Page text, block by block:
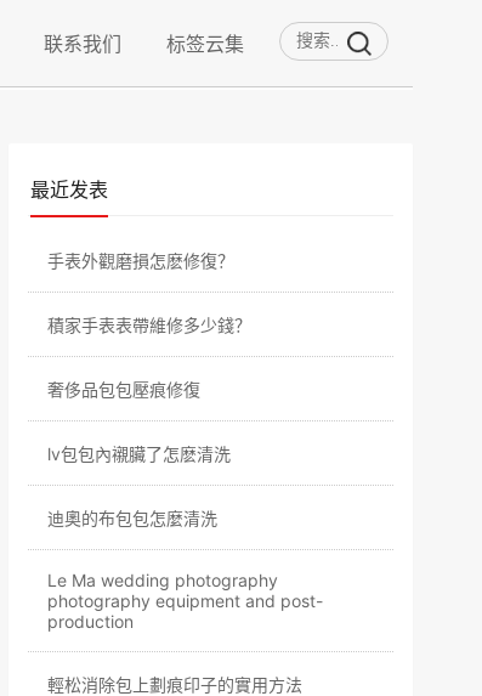
联系我们 标签云集
最近发表
​手表外觀磨損怎麽修復？
積家手表表帶維修多少錢？
​奢侈品包包壓痕修復
​lv包包內襯臟了怎麽清洗
​迪奧的布包包怎麼清洗
Le Ma wedding photography
photography equipment and post-
production
​輕松消除包上劃痕印子的實用方法